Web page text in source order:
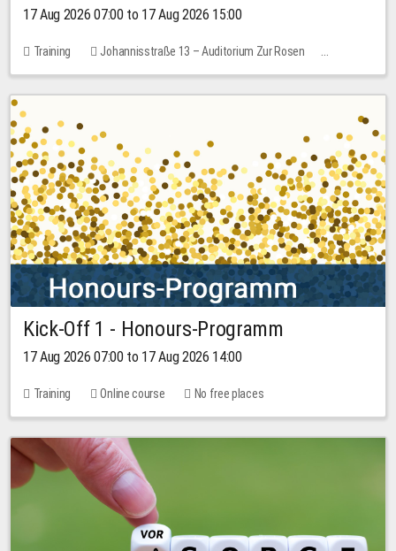
17 Aug 2026 07:00 to 17 Aug 2026 15:00
Training
Johannisstraße 13 – Auditorium Zur Rosen
1 place
10.00 EUR
Kick-Off 1 - Honours-Programm
17 Aug 2026 07:00 to 17 Aug 2026 14:00
Training Online course No free places